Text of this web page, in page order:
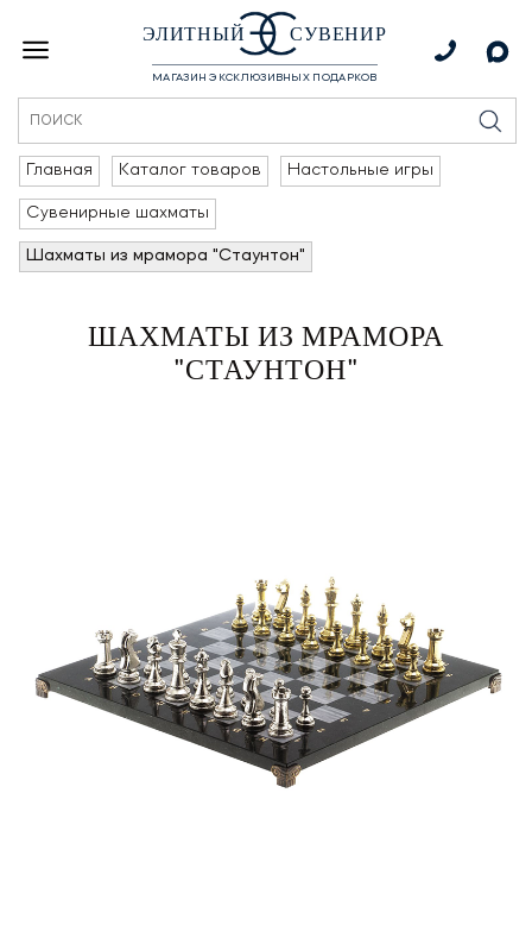
ЭЛИТНЫЙ СУВЕНИР
МАГАЗИН ЭКСКЛЮЗИВНЫХ ПОДАРКОВ
Главная Каталог товаров Настольные игры
Сувенирные шахматы
Шахматы из мрамора "Стаунтон"
ШАХМАТЫ ИЗ МРАМОРА
"СТАУНТОН"